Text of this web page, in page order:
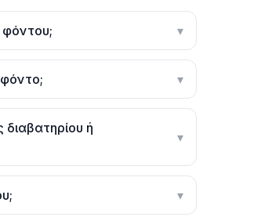
φόντου; ▾
▾
ή
▾
▾